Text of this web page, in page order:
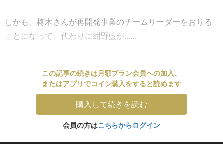
しかも、柊木さんが再開発事業のチームリーダーをおりる
ことになって、代わりに紺野藍が......
この記事の続きは月額プラン会員への加入、
またはアプリでコイン購入をすると読めます
購入して続きを読む
会員の方はこちらからログイン